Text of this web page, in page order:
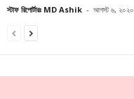
স্টাফ রিপোর্টারঃ MD Ashik - আগস্ট ৬, ২০২০